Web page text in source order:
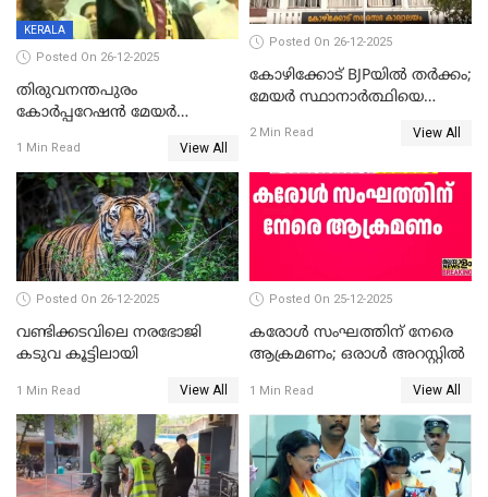
KERALA
Posted On 26-12-2025
തിരുവനന്തപുരം
കോര്‍പ്പറേഷന്‍ മേയര്‍
ഹൈക്കോടതിയിലേക്ക്;
സത്യപ്രതിജ്ഞ ചടങ്ങില്‍
ചട്ടലംഘനമെന്ന് പാർട്ടി
1 Min Read View All
Posted On 26-12-2025
കോഴിക്കോട് BJPയിൽ തർക്കം;
മേയർ സ്ഥാനാർത്ഥിയെ
2 Min Read View All
Posted On 26-12-2025
വണ്ടിക്കടവിലെ നരഭോജി
കടുവ കൂട്ടിലായി
1 Min Read View All
Posted On 25-12-2025
കരോള്‍ സംഘത്തിന് നേരെ
ആക്രമണം; ഒരാള്‍ അറസ്റ്റില്‍
1 Min Read View All